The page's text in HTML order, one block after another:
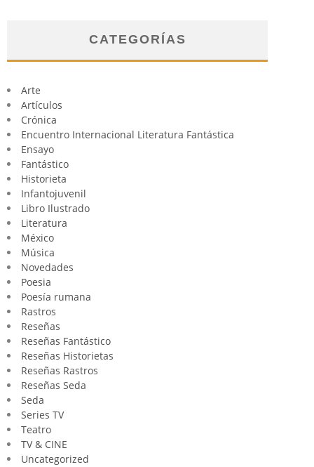
CATEGORÍAS
Arte
Artículos
Crónica
Encuentro Internacional Literatura Fantástica
Ensayo
Fantástico
Historieta
Infantojuvenil
Libro Ilustrado
Literatura
México
Música
Novedades
Poesia
Poesía rumana
Rastros
Reseñas
Reseñas Fantástico
Reseñas Historietas
Reseñas Rastros
Reseñas Seda
Seda
Series TV
Teatro
TV & CINE
Uncategorized